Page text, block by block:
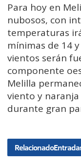
Para hoy en
nubosos, con
temperaturas
mínimas de 14
vientos serán
componente
Melilla
viento y
durante gran
Relacionado